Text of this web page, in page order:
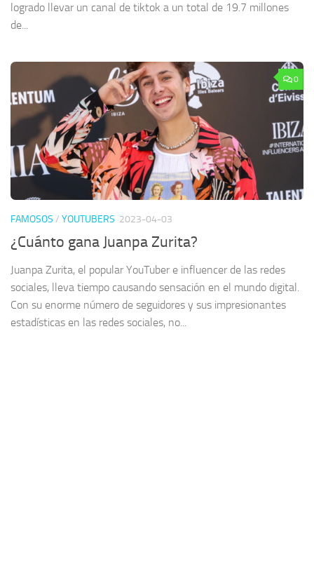
logrado llevar un canal de tiktok a un total de 19.7 millones
de...
0
FAMOSOS / YOUTUBERS 2023-04-03
¿Cuánto gana Juanpa Zurita?
Juanpa Zurita, el popular YouTuber e influencer de las redes
sociales, lleva tiempo causando sensación en el mundo digital.
Con su enorme número de seguidores y sus impresionantes
estadísticas en las redes sociales, no...